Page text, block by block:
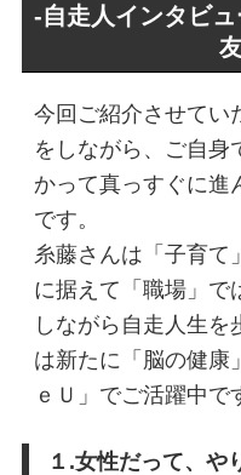
-自走人インタビ
今回ご紹介させてい
をしながら、ご自身
かって真っすぐに進
です。
糸藤さんは「子育て
に据えて「職場」で
しながら自走人生を
は新たに「脳の健康
ｅＵ」でご活躍中で
１.女性だって、や